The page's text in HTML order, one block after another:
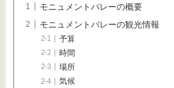
モニュメントバレーの概要
モニュメントバレーの観光情報
予算
時間
場所
気候